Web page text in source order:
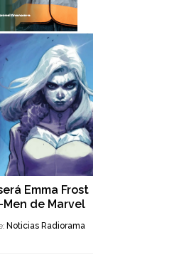
Emma Frost
de Marvel
Noticias Radiorama